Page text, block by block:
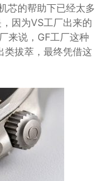
芯的帮助下已经太多
因为VS工厂出来的
来说，GF工厂这种
类拔萃，最终凭借这